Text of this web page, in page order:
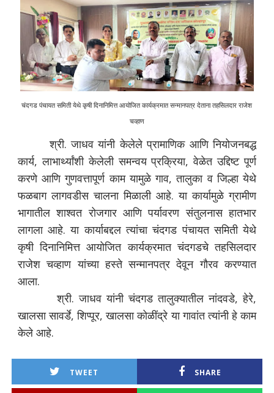
चंदगड पंचायत समिती येथे कृषी दिनानिमित्त आयोजित कार्यक्रमात सन्मानपत्र देताना तहसिलदार राजेश
चव्हाण
श्री. जाधव यांनीकेलेले प्रामाणिक आणि नियोजनबद्ध
कार्य, लाभार्थ्यांशी केलेली समन्वय प्रक्रिया, वेळेत उद्दिष्ट पूर्ण
करणे आणि गुणवत्तापूर्ण काम यामुळे गाव, तालुका व जिल्हा येथे
फळबाग लागवडीस चालना मिळाली आहे. या कार्यामुळे ग्रामीण
भागातील शाश्वत रोजगार आणि पर्यावरण संतुलनास हातभार
लागला आहे. या कार्याबद्दल त्यांचा चंदगड पंचायत समिती येथे
कृषी दिनानिमित्त आयोजित कार्यक्रमात चंदगडचे तहसिलदार
राजेश चव्हाण यांच्या हस्ते सन्मानपत्र देवून गौरव करण्यात
आला.
श्री. जाधव यांनी चंदगड तालुक्यातील नांदवडे, हेरे,
खालसा सावर्डे, शिप्पूर, खालसा कोळींद्रे या गावांत त्यांनी हे काम
केले आहे.
TWEET SHARE